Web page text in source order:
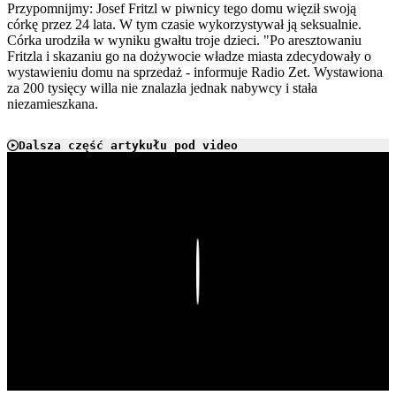
Przypomnijmy: Josef Fritzl w piwnicy tego domu więził swoją
córkę przez 24 lata. W tym czasie wykorzystywał ją seksualnie.
Córka urodziła w wyniku gwałtu troje dzieci. "Po aresztowaniu
Fritzla i skazaniu go na dożywocie władze miasta zdecydowały o
wystawieniu domu na sprzedaż - informuje Radio Zet. Wystawiona
za 200 tysięcy willa nie znalazła jednak nabywcy i stała
niezamieszkana.
Dalsza część artykułu pod video